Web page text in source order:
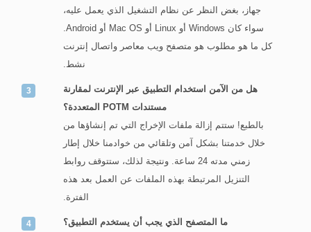
جهاز، بغض النظر عن نظام التشغيل الذي يعمل عليه،
كل ما هو مطلوب هو متصفح ويب معاصر واتصال إنترنت
نشط.
هل من الآمن استخدام التطبيق عبر الإنترنت لمقارنة
مستندات POTM المتعددة؟
بالطبع! ستتم إزالة ملفات الإخراج التي تم إنشاؤها من
خلال خدمتنا بشكل آمن وتلقائي من خوادمنا خلال إطار
زمني مدته 24 ساعة. ونتيجة لذلك، ستتوقف روابط
التنزيل المرتبطة بهذه الملفات عن العمل بعد هذه
الفترة.
ما المتصفح الذي يجب أن يستخدم التطبيق؟